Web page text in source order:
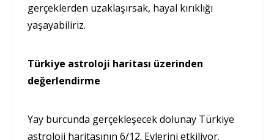
gerçeklerden uzaklaşırsak, hayal kırıklığı
yaşayabiliriz.
Türkiye astroloji haritası üzerinden
değerlendirme
Yay burcunda gerçekleşecek dolunay Türkiye
astroloji haritasının 6/12. Evlerini etkiliyor.